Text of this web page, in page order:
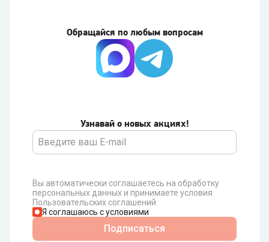
Узнавай о новых акциях!
Вы автоматически соглашаетесь на обработку
персональных данных и принимаете условия
Пользовательских соглашений
Я соглашаюсь с условиями
Подписаться
Обращайся по любым вопросам